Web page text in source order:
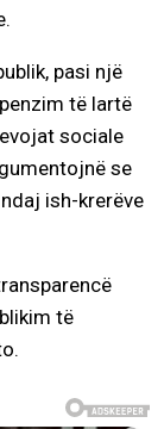
pasi një
të lartë
sociale
se
ish-krerëve
të